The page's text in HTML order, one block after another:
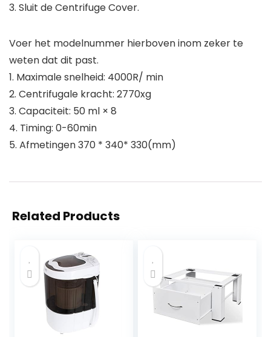
3. Sluit de Centrifuge Cover.
Voer het modelnummer hierboven inom zeker te
weten dat dit past.
1. Maximale snelheid: 4000R/ min
2. Centrifugale kracht: 2770xg
3. Capaciteit: 50 ml × 8
4. Timing: 0-60min
5. Afmetingen 370 * 340* 330(mm)
Related Products